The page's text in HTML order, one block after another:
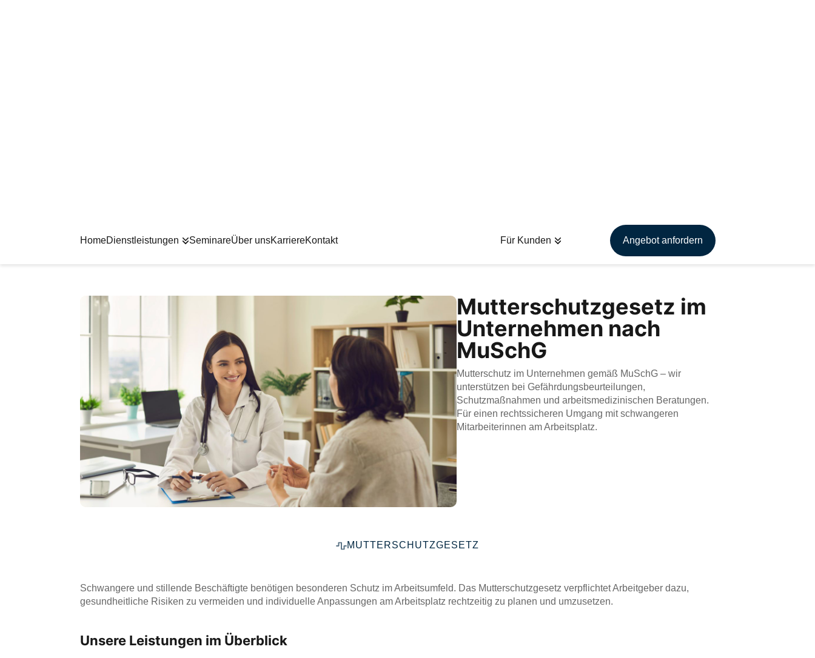
Mutterschutzgesetz im
Unternehmen nach
MuSchG
Mutterschutz im Unternehmen gemäß MuSchG – wir
unterstützen bei Gefährdungsbeurteilungen,
Schutzmaßnahmen und arbeitsmedizinischen Beratungen.
Für einen rechtssicheren Umgang mit schwangeren
Mitarbeiterinnen am Arbeitsplatz.
MUTTERSCHUTZGESETZ
Schwangere und stillende Beschäftigte benötigen besonderen Schutz im Arbeitsumfeld. Das Mutterschutzgesetz verpflichtet Arbeitgeber dazu,
gesundheitliche Risiken zu vermeiden und individuelle Anpassungen am Arbeitsplatz rechtzeitig zu planen und umzusetzen.
Unsere Leistungen im Überblick